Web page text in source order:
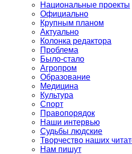
Национальные проекты
Официально
Крупным планом
Актуально
Колонка редактора
Проблема
Было-стало
Агропром
Образование
Медицина
Культура
Спорт
Правопорядок
Наши интервью
Судьбы людские
Творчество наших
Нам пишут